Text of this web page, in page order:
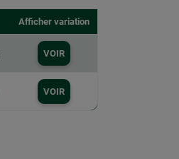
Afficher variation
VOIR
VOIR